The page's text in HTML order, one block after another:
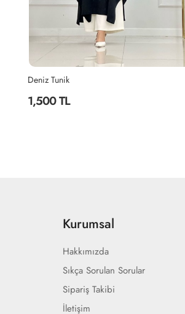
Deniz Tunik
1,500 TL
Kurumsal
Hakkımızda
Sıkça Sorulan Sorular
Sipariş Takibi
İletişim